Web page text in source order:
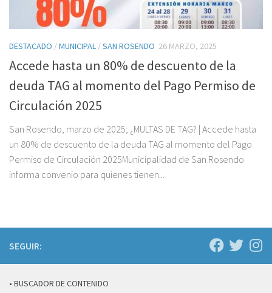
DESTACADO /MUNICIPAL /SAN ROSENDO 26 MARZO, 2025
Accede hasta un 80% de descuento de la
deuda TAG al momento del Pago Permiso de
Circulación 2025
San Rosendo, marzo de 2025; ¿MULTAS DE TAG? | Accede hasta
un 80% de descuento de la deuda TAG al momento del Pago
Permiso de Circulación 2025Municipalidad de San Rosendo
informa convenio para quienes tienen...
SEGUIR:
• BUSCADOR DE CONTENIDO